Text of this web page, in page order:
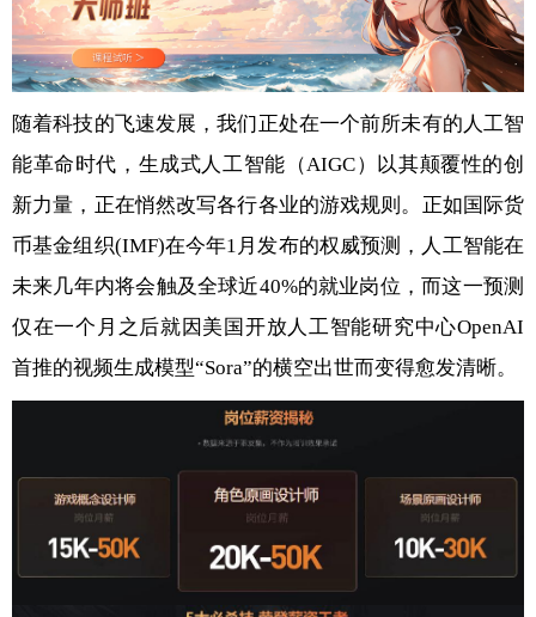
随着科技的飞速发展，我们正处在一个前所未有的人工智
能革命时代，生成式人工智能（AIGC）以其颠覆性的创
新力量，正在悄然改写各行各业的游戏规则。正如国际货
币基金组织(IMF)在今年1月发布的权威预测，人工智能在
未来几年内将会触及全球近40%的就业岗位，而这一预测
仅在一个月之后就因美国开放人工智能研究中心OpenAI
首推的视频生成模型“Sora”的横空出世而变得愈发清晰。